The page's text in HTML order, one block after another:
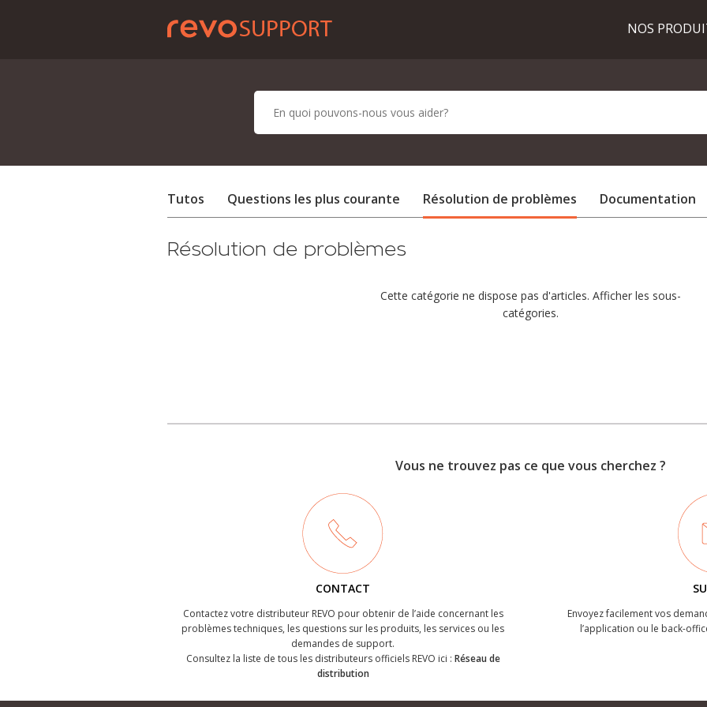
NOS
Tutos Questions les plus courante Résolution de problèmes Documentation
Résolution de problèmes
Cette catégorie ne dispose pas d'articles. Afficher les sous-
catégories.
Vous ne trouvez pas ce que vous cherchez ?
CONTACT
Contactez votre distributeur REVO pour obtenir de l’aide concernant les
problèmes techniques, les questions sur les produits, les services ou les
demandes de support.
Consultez la liste de tous les distributeurs officiels REVO ici : Réseau de
distribution
Envoyez facilement vos
l’application ou le back-